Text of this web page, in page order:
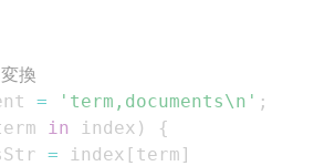
換
= 'term,documents\n' ;
in index )
{
= index [ term ]